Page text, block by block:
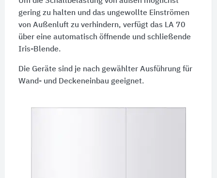
gering zu halten und das ungewollte Einströmen
von Außenluft zu verhindern, verfügt das LA 70
über eine automatisch öffnende und schließende
Iris-Blende.
Die Geräte sind je nach gewählter Ausführung für
Wand- und Deckeneinbau geeignet.